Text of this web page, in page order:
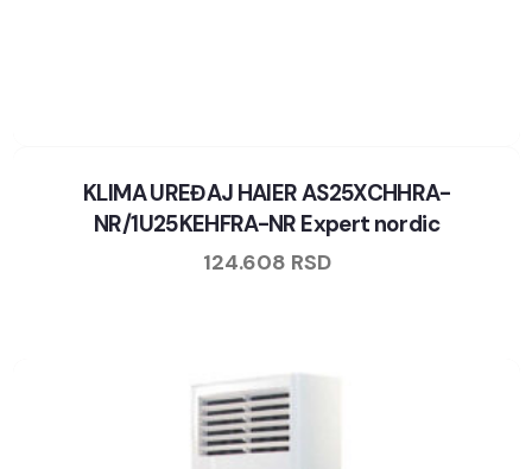
KLIMA UREĐAJ HAIER AS25XCHHRA-
NR/1U25KEHFRA-NR Expert nordic
124.608 RSD